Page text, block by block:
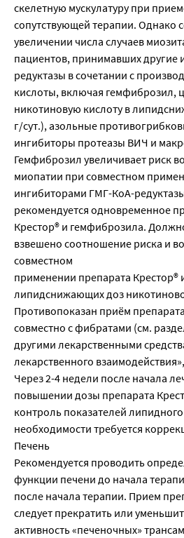
скелетную мускулатуру при
сопутствующей терапии. Однако
увеличении числа случаев
пациентов, принимавших
редуктазы в сочетании с
кислоты, включая гемфиброзил,
никотиновую кислоту в
г/сут.), азольные
ингибиторы протеазы ВИЧ и
Гемфиброзил увеличивает риск
миопатии при совместном
ингибиторами ГМГ-КоА-
рекомендуется одновременное
Крестор® и гемфиброзила.
взвешено соотношение риска и
совместном
применении препарата Крестор®
липидснижающих доз
Противопоказан приём
совместно с фибратами (см.
другими лекарственными
лекарственного
Через 2-4 недели после начала
повышении дозы препарата
контроль показателей
необходимости требуется
Печень
Рекомендуется проводить
функции печени до начала
после начала терапии. Прием
следует прекратить или
активность «печеночных»